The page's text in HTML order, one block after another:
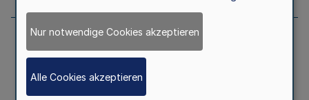
Erstes Gesetz zur Ausführung des
Kinder- und Jugendhilfegesetzes - AG -
KJHG -
Nur notwendige Cookies akzeptieren
Alle Cookies akzeptieren